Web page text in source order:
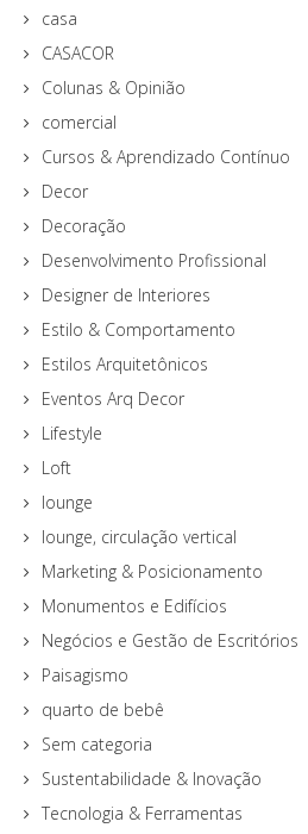
casa
CASACOR
Colunas & Opinião
comercial
Cursos & Aprendizado Contínuo
Decor
Decoração
Desenvolvimento Profissional
Designer de Interiores
Estilo & Comportamento
Estilos Arquitetônicos
Eventos Arq Decor
Lifestyle
Loft
lounge
lounge, circulação vertical
Marketing & Posicionamento
Monumentos e Edifícios
Negócios e Gestão de Escritórios
Paisagismo
quarto de bebê
Sem categoria
Sustentabilidade & Inovação
Tecnologia & Ferramentas